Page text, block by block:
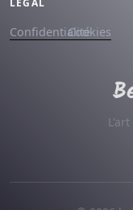
ConfidentialitéCookies